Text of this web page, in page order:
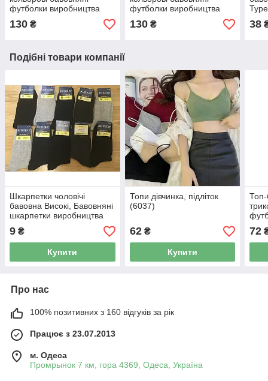
футболки виробництва
Туреччини
130 ₴
футболки виробництва
Туреччини
130₴ 38
Подібні товари компанії
Шкарпетки чоловічі
бавовна Високі, Бавовняні
шкарпетки виробництва
9 ₴
Купити
Топи дівчинка, підліток
(6037)
62₴
Купити
72
Про нас
100% позитивних з 160 відгуків за рік
Працює з 23.07.2013
м. Одеса
Промрынок 7 км, гора 4369, Одеса, Україна